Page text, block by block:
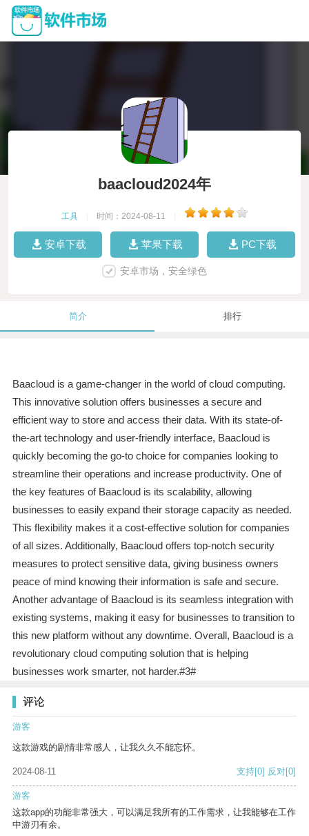
baacloud2024年
工具 时间：2024-08-11
安卓下载 苹果下载 PC下载
安卓市场，安全绿色
简介 排行
Baacloud is a game-changer in the world of cloud computing.
This innovative solution offers businesses a secure and
efficient way to store and access their data. With its state-of-
the-art technology and user-friendly interface, Baacloud is
quickly becoming the go-to choice for companies looking to
streamline their operations and increase productivity. One of
the key features of Baacloud is its scalability, allowing
businesses to easily expand their storage capacity as needed.
This flexibility makes it a cost-effective solution for companies
of all sizes. Additionally, Baacloud offers top-notch security
measures to protect sensitive data, giving business owners
peace of mind knowing their information is safe and secure.
Another advantage of Baacloud is its seamless integration with
existing systems, making it easy for businesses to transition to
this new platform without any downtime. Overall, Baacloud is a
revolutionary cloud computing solution that is helping
businesses work smarter, not harder.#3#
评论
游客
这款游戏的剧情非常感人，让我久久不能忘怀。
2024-08-11 支持[0] 反对[0]
游客
这款app的功能非常强大，可以满足我所有的工作需求，让我能够在工作
中游刃有余。